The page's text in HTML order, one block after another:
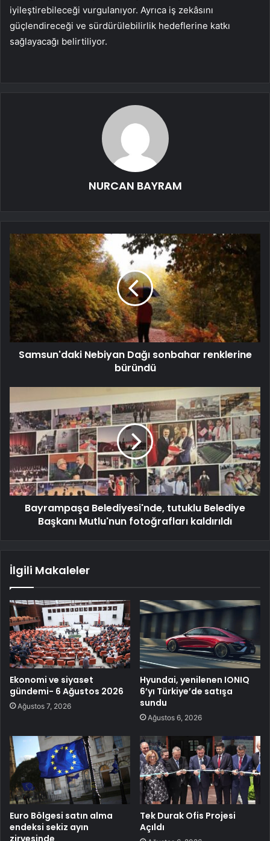
iyileştirebileceği vurgulanıyor. Ayrıca iş zekâsını
güçlendireceği ve sürdürülebilirlik hedeflerine katkı
sağlayacağı belirtiliyor.
NURCAN BAYRAM
Samsun'daki Nebiyan Dağı sonbahar renklerine
büründü
Bayrampaşa Belediyesi'nde, tutuklu Belediye
Başkanı Mutlu'nun fotoğrafları kaldırıldı
İlgili Makaleler
Ekonomi ve siyaset
gündemi- 6 Ağustos 2026
Ağustos 7, 2026
Hyundai, yenilenen IONIQ
6’yı Türkiye’de satışa
sundu
Ağustos 6, 2026
Euro Bölgesi satın alma
endeksi sekiz ayın
zirvesinde
Tek Durak Ofis Projesi
Açıldı